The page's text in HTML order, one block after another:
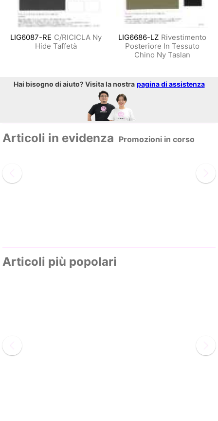
LIG6087-RE C/RICICLA Ny
Hide Taffetà
LIG6686-LZ Rivestimento
Posteriore In Tessuto
Chino Ny Taslan
Hai bisogno di aiuto? Visita la nostra pagina di assistenza
Articoli in evidenza Promozioni in corso
Articoli più popolari